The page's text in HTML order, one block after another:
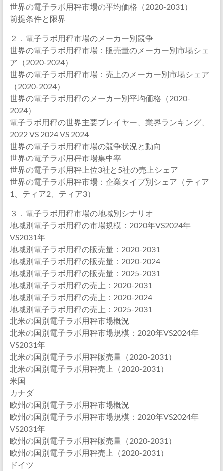
世界の電子ラボ用秤市場の平均価格（2020-2031）
前提条件と限界
２．電子ラボ用秤市場のメーカー別競争
世界の電子ラボ用秤市場：販売量のメーカー別市場シェ
ア（2020-2024）
世界の電子ラボ用秤市場：売上のメーカー別市場シェア
（2020-2024）
世界の電子ラボ用秤のメーカー別平均価格（2020-
2024）
電子ラボ用秤の世界主要プレイヤー、業界ランキング、
2022 VS 2024 VS 2024
世界の電子ラボ用秤市場の競争状況と動向
世界の電子ラボ用秤市場集中率
世界の電子ラボ用秤上位3社と5社の売上シェア
世界の電子ラボ用秤市場：企業タイプ別シェア（ティア
1、ティア2、ティア3）
３．電子ラボ用秤市場の地域別シナリオ
地域別電子ラボ用秤の市場規模：2020年VS2024年
VS2031年
地域別電子ラボ用秤の販売量：2020-2031
地域別電子ラボ用秤の販売量：2020-2024
地域別電子ラボ用秤の販売量：2025-2031
地域別電子ラボ用秤の売上：2020-2031
地域別電子ラボ用秤の売上：2020-2024
地域別電子ラボ用秤の売上：2025-2031
北米の国別電子ラボ用秤市場概況
北米の国別電子ラボ用秤市場規模：2020年VS2024年
VS2031年
北米の国別電子ラボ用秤販売量（2020-2031）
北米の国別電子ラボ用秤売上（2020-2031）
米国
カナダ
欧州の国別電子ラボ用秤市場概況
欧州の国別電子ラボ用秤市場規模：2020年VS2024年
VS2031年
欧州の国別電子ラボ用秤販売量（2020-2031）
欧州の国別電子ラボ用秤売上（2020-2031）
ドイツ